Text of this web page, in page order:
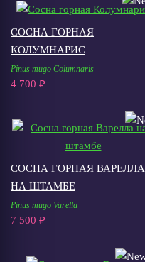
СОСНА ГОРНАЯ
КОЛУМНАРИС
Pinus mugo Columnaris
4 700 ₽
СОСНА ГОРНАЯ ВАРЕЛЛА
НА ШТАМБЕ
Pinus mugo Varella
7 500 ₽